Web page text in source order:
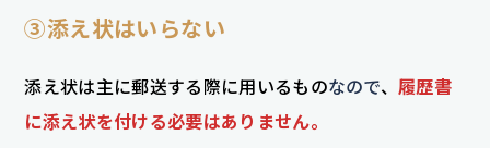
③添え状はいらない
添え状は主に郵送する際に用いるものなので、 履歴書
に添え状を付ける必要はありません。